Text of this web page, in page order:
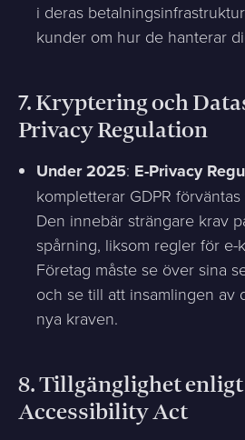
i deras
kunder om hur de hanterar
7. Kryptering och
Privacy Regulation
Under 2025: E-Privacy
kompletterar GDPR
Den innebär strängare krav
spårning, liksom regler för e-
Företag måste se över sina
och se till att insamlingen av
nya kraven.
8.Tillgänglighet enligt
Accessibility Act